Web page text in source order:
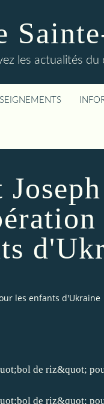
les actualités du
les enfants d'Ukraine